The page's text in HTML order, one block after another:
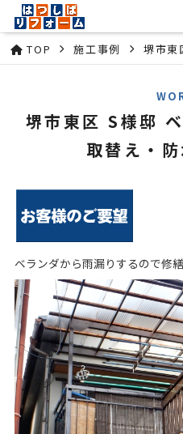
TOP 施工事例 堺市
堺市東区 S様邸
取替え・
ベランダから雨漏りするので修